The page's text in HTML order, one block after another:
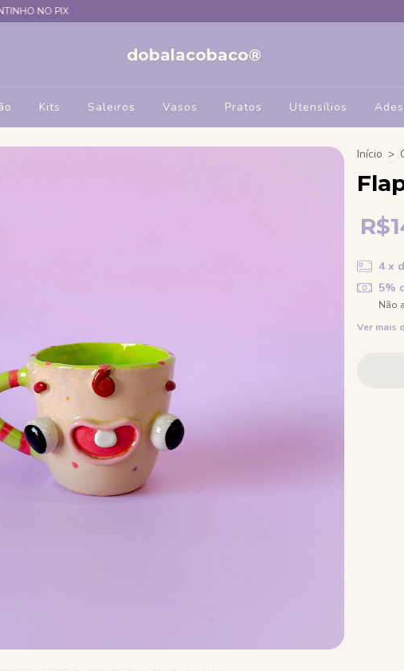
PIX
dobalacobaco®
Kits Saleiros Vasos Pratos Utensílios
Início >
4 x
5%
Não
Ver mais